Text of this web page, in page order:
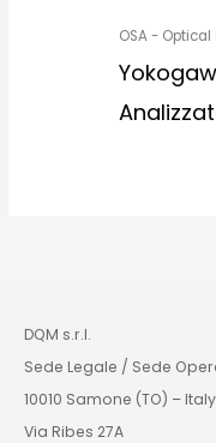
OSA -
DQM s.r.l.
Sede Legale / Sede
10010 Samone (TO) – Italy
Via Ribes 27A